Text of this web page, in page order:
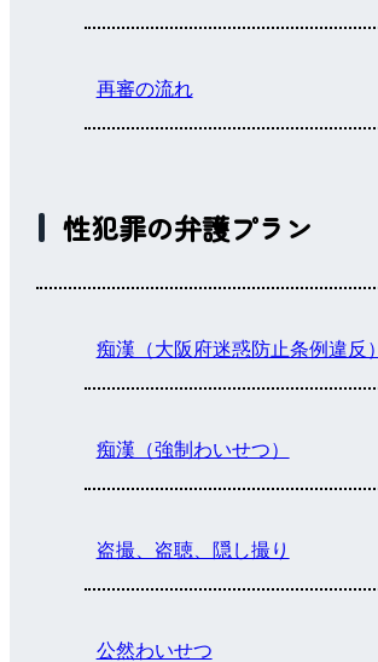
再審の流れ
性犯罪の弁護プラン
痴漢（大阪府迷惑防止条例違反）
痴漢（強制わいせつ）
盗撮、盗聴、隠し撮り
公然わいせつ